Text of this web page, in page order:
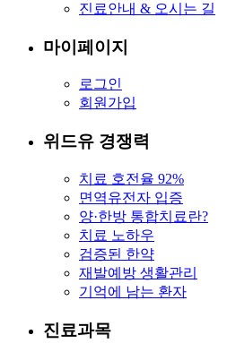
진료안내 & 오시는 길
마이페이지
로그인
회원가입
위드유 경쟁력
치료 호전율 92%
면역유전자 입증
양·한방 통합치료란?
치료 노하우
검증된 한약
재발예방 생활관리
기억에 남는 환자
진료과목